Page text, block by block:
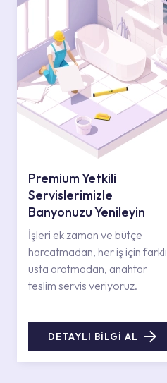
Premium Yetkili
Servislerimizle
Banyonuzu Yenileyin
İşleri ek zaman ve bütçe
harcatmadan, her iş için farklı
usta aratmadan, anahtar
teslim servis veriyoruz.
DETAYLI BİLGİ AL